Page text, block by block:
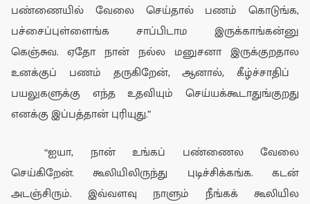
பண்ணையில் வேலை செய்தால் பணம் கொடுங்க,
பச்சைப்புள்ளைங்க சாப்பிடாம இருக்காங்கன்னு
கெஞ்சுவ. ஏதோ நான் நல்ல மனுசனா இருக்குறதால
உனக்குப் பணம் தருகிறேன்,ஆனால், கீழ்ச்சாதிப்
பயலுகளுக்கு எந்தஉதவியும் செய்யக்கூடாதுங்குறது
எனக்கு இப்பத்தான் புரியுது.”
“ஐயா, நான் உங்கப் பண்ணைலவேலை
செய்கிறேன்.கூலியிலிருந்து புடிச்சிக்கங்க.கடன்
அடஞ்சிரும். இவ்வளவு நாளும் நீங்கக் கூலியில